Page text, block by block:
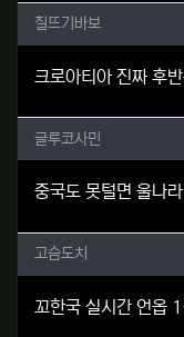
칠뜨기바보
칠뜨기바보
크로아티아 진짜 후
글루코사민
글루코사민
중국도 못털면 울나
고슴도치님
고슴도치
꼬한국 실시간 언옵